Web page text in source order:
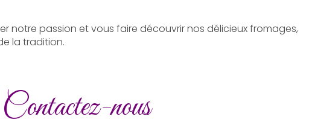
notre passion et vous faire découvrir nos délicieux fromages,
la tradition.
Contactez-nous